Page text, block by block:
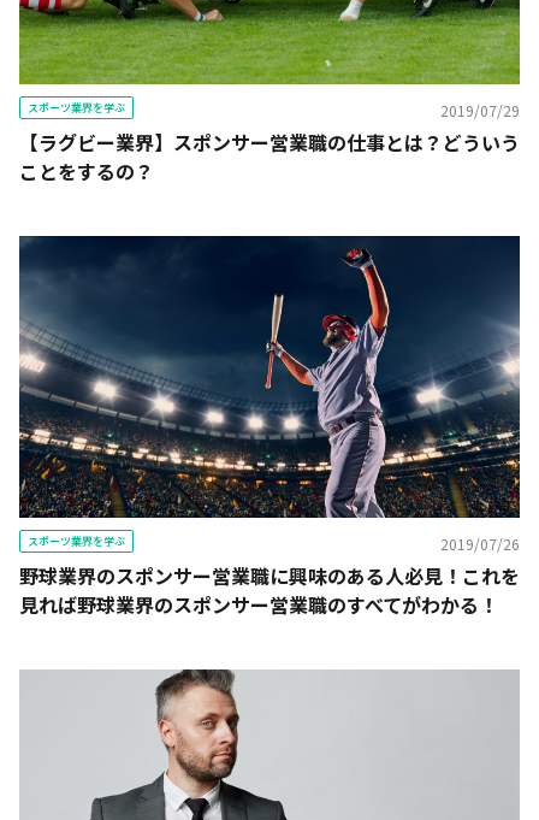
スポーツ業界を学ぶ 2019/07/29
【ラグビー業界】スポンサー営業職の仕事とは？どういう
ことをするの？
スポーツ業界を学ぶ 2019/07/26
野球業界のスポンサー営業職に興味のある人必見！これを
見れば野球業界のスポンサー営業職のすべてがわかる！